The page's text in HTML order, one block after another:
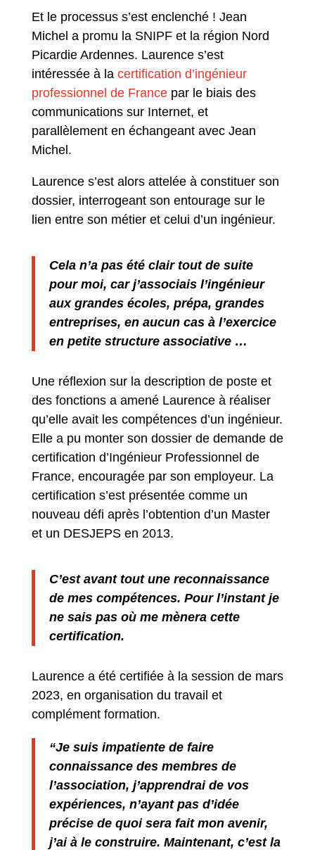
Et le processus s’est enclenché ! Jean
Michel a promu la SNIPF et la région Nord
Picardie Ardennes. Laurence s’est
intéressée à la certification d’ingénieur
professionnel de Francepar le biais des
communications sur Internet, et
parallèlement en échangeant avec Jean
Michel.
Laurence s’est alors attelée à constituer son
dossier, interrogeant son entourage sur le
lien entre son métier et celui d’un ingénieur.
Cela n’a pas été clair tout de suite
pour moi, car j’associais l’ingénieur
aux grandes écoles, prépa, grandes
entreprises, en aucun cas à l’exercice
en petite structure associative …
Une réflexion sur la description de poste et
des fonctions a amené Laurence à réaliser
qu’elle avait les compétences d’un ingénieur.
Elle a pu monter son dossier de demande de
certification d’Ingénieur Professionnel de
France, encouragée par son employeur. La
certification s’est présentée comme un
nouveau défi après l’obtention d’un Master
et un DESJEPS en 2013.
C’est avant tout une reconnaissance
de mes compétences. Pour l’instant je
ne sais pas où me mènera cette
certification.
Laurence a été certifiée à la session de mars
2023, en organisation du travail et
complément formation.
“Je suis impatiente de faire
connaissance des membres de
l’association, j’apprendrai de vos
expériences, n’ayant pas d’idée
précise de quoi sera fait mon avenir,
j’ai à le construire. Maintenant, c’est la